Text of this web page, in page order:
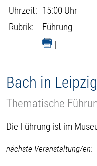
Uhrzeit: 15:00 Uhr
Rubrik:
Führung
|
Bach in Leipzig
Thematische
Die Führung ist im
nächste Veranstaltung/en: